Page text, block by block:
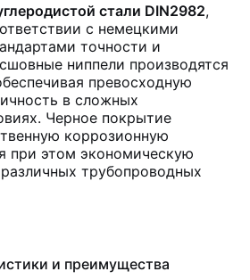
стали DIN2982,
с немецкими
точности и
ниппели производятся
превосходную
в сложных
Черное покрытие
коррозионную
при этом экономическую
трубопроводных
и преимущества